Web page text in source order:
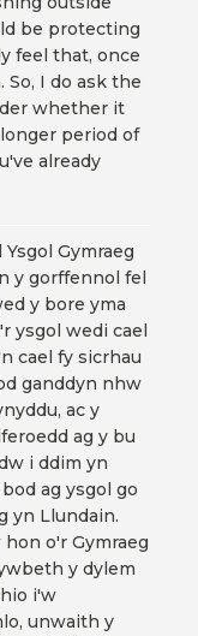
be protecting
feel that, once
So, I do ask the
whether it
period of
already
Gymraeg
y gorffennol fel
y bore yma
ysgol wedi cael
cael fy sicrhau
ganddyn nhw
ac y
ag y bu
i ddim yn
ag ysgol go
yn Llundain.
o'r Gymraeg
y dylem
i'w
unwaith y